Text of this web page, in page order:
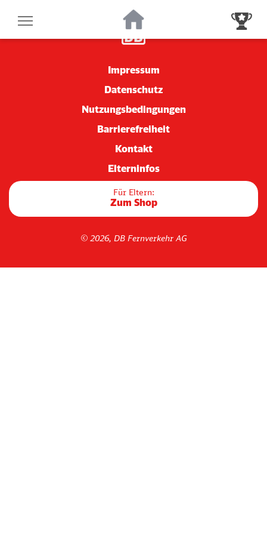
Impressum
Datenschutz
Nutzungsbedingungen
Barrierefreiheit
Kontakt
Elterninfos
Für Eltern:
Zum Shop
© 2026, DB Fernverkehr AG